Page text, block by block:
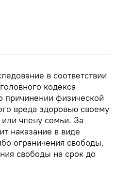
в соответствии
кодекса
причинении физической
вреда здоровью своему
члену семьи. За
наказание в виде
ограничения свободы,
свободы на срок до